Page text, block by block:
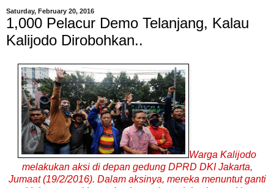
Saturday, February 20, 2016
1,000 Pelacur Demo Telanjang, Kalau
Kalijodo Dirobohkan..
Warga Kalijodo
melakukan aksi di depan gedung DPRD DKI Jakarta,
Jumaat (19/2/2016). Dalam aksinya, mereka menuntut ganti